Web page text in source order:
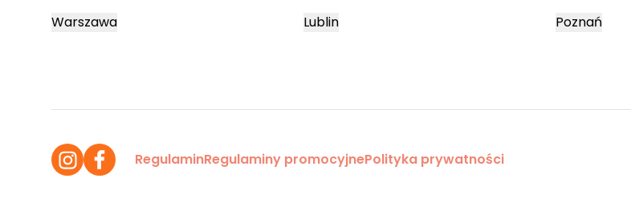
Warszawa
Lublin
Poznań
RegulaminRegulaminy promocyjnePolityka prywatności